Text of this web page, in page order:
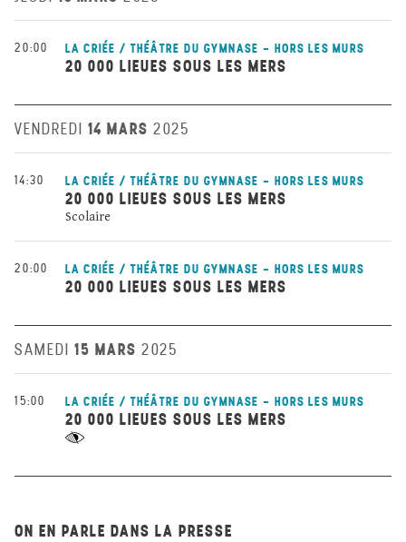
20:00 LA CRIÉE / THÉÂTRE DU GYMNASE - HORS LES MURS
20 000 LIEUES SOUS LES MERS
VENDREDI 14 MARS 2025
14:30 LA CRIÉE / THÉÂTRE DU GYMNASE - HORS LES MURS
20 000 LIEUES SOUS LES MERS
Scolaire
20:00 LA CRIÉE / THÉÂTRE DU GYMNASE - HORS LES MURS
20 000 LIEUES SOUS LES MERS
SAMEDI 15 MARS 2025
15:00 LA CRIÉE / THÉÂTRE DU GYMNASE - HORS LES MURS
20 000 LIEUES SOUS LES MERS
ON EN PARLE DANS LA PRESSE